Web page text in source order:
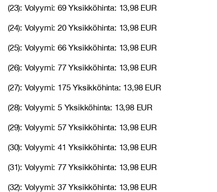
(23): Volyymi: 69 Yksikköhinta: 13,98 EUR
(24): Volyymi: 20 Yksikköhinta: 13,98 EUR
(25): Volyymi: 66 Yksikköhinta: 13,98 EUR
(26): Volyymi: 77 Yksikköhinta: 13,98 EUR
(27): Volyymi: 175 Yksikköhinta: 13,98 EUR
(28): Volyymi: 5 Yksikköhinta: 13,98 EUR
(29): Volyymi: 57 Yksikköhinta: 13,98 EUR
(30): Volyymi: 41 Yksikköhinta: 13,98 EUR
(31): Volyymi: 77 Yksikköhinta: 13,98 EUR
(32): Volyymi: 37 Yksikköhinta: 13,98 EUR